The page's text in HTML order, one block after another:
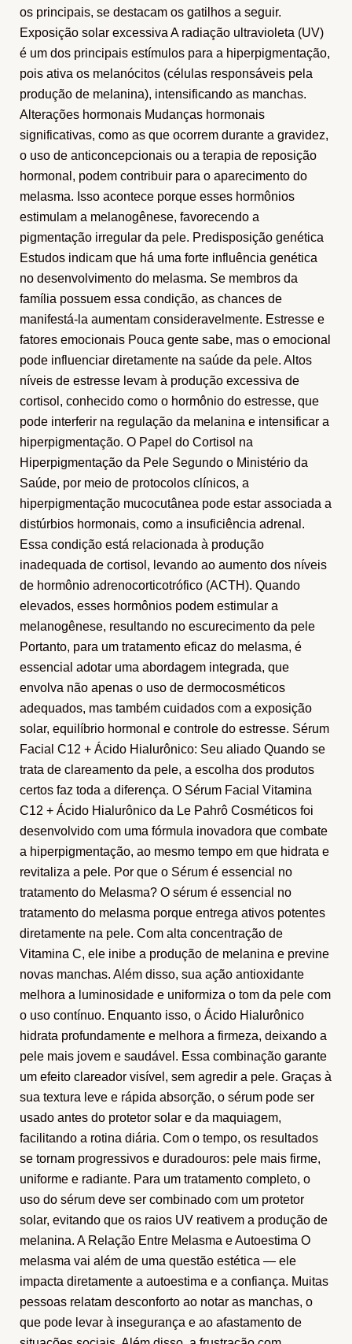
os principais, se destacam os gatilhos a seguir.
Exposição solar excessiva A radiação ultravioleta (UV)
é um dos principais estímulos para a hiperpigmentação,
pois ativa os melanócitos (células responsáveis pela
produção de melanina), intensificando as manchas.
Alterações hormonais Mudanças hormonais
significativas, como as que ocorrem durante a gravidez,
o uso de anticoncepcionais ou a terapia de reposição
hormonal, podem contribuir para o aparecimento do
melasma. Isso acontece porque esses hormônios
estimulam a melanogênese, favorecendo a
pigmentação irregular da pele. Predisposição genética
Estudos indicam que há uma forte influência genética
no desenvolvimento do melasma. Se membros da
família possuem essa condição, as chances de
manifestá-la aumentam consideravelmente. Estresse e
fatores emocionais Pouca gente sabe, mas o emocional
pode influenciar diretamente na saúde da pele. Altos
níveis de estresse levam à produção excessiva de
cortisol, conhecido como o hormônio do estresse, que
pode interferir na regulação da melanina e intensificar a
hiperpigmentação. O Papel do Cortisol na
Hiperpigmentação da Pele Segundo o Ministério da
Saúde, por meio de protocolos clínicos, a
hiperpigmentação mucocutânea pode estar associada a
distúrbios hormonais, como a insuficiência adrenal.
Essa condição está relacionada à produção
inadequada de cortisol, levando ao aumento dos níveis
de hormônio adrenocorticotrófico (ACTH). Quando
elevados, esses hormônios podem estimular a
melanogênese, resultando no escurecimento da pele
Portanto, para um tratamento eficaz do melasma, é
essencial adotar uma abordagem integrada, que
envolva não apenas o uso de dermocosméticos
adequados, mas também cuidados com a exposição
solar, equilíbrio hormonal e controle do estresse. Sérum
Facial C12 + Ácido Hialurônico: Seu aliado Quando se
trata de clareamento da pele, a escolha dos produtos
certos faz toda a diferença. O Sérum Facial Vitamina
C12 + Ácido Hialurônico da Le Pahrô Cosméticos foi
desenvolvido com uma fórmula inovadora que combate
a hiperpigmentação, ao mesmo tempo em que hidrata e
revitaliza a pele. Por que o Sérum é essencial no
tratamento do Melasma? O sérum é essencial no
tratamento do melasma porque entrega ativos potentes
diretamente na pele. Com alta concentração de
Vitamina C, ele inibe a produção de melanina e previne
novas manchas. Além disso, sua ação antioxidante
melhora a luminosidade e uniformiza o tom da pele com
o uso contínuo. Enquanto isso, o Ácido Hialurônico
hidrata profundamente e melhora a firmeza, deixando a
pele mais jovem e saudável. Essa combinação garante
um efeito clareador visível, sem agredir a pele. Graças à
sua textura leve e rápida absorção, o sérum pode ser
usado antes do protetor solar e da maquiagem,
facilitando a rotina diária. Com o tempo, os resultados
se tornam progressivos e duradouros: pele mais firme,
uniforme e radiante. Para um tratamento completo, o
uso do sérum deve ser combinado com um protetor
solar, evitando que os raios UV reativem a produção de
melanina. A Relação Entre Melasma e Autoestima O
melasma vai além de uma questão estética — ele
impacta diretamente a autoestima e a confiança. Muitas
pessoas relatam desconforto ao notar as manchas, o
que pode levar à insegurança e ao afastamento de